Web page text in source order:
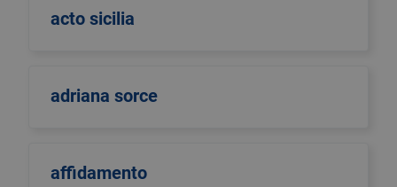
acto sicilia
adriana sorce
affidamento